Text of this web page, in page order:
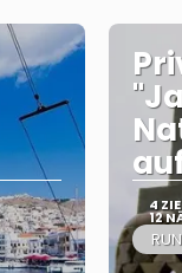
4
12